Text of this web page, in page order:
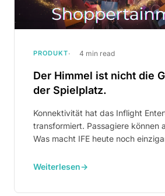
PRODUKT 4 min read
Der Himmel ist nicht die
der Spielplatz.
Konnektivität hat das Inflight
transformiert. Passagiere können
Was macht IFE heute noch
in 35.000 Fuß Höhe existieren.
Weiterlesen→